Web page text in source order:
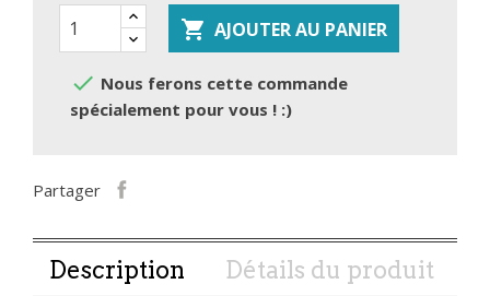
 AJOUTER AU PANIER
 Nous ferons cette commande
spécialement pour vous ! :)
Partager
Description Détails du produit